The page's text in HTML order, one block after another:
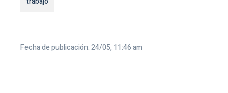
Fecha de publicación: 24/05, 11:46 am